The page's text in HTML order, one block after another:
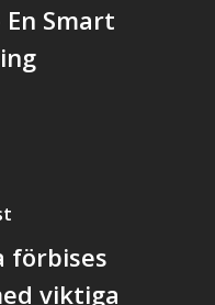
Smart
förbises
viktiga